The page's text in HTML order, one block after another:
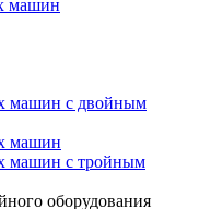
машин
машин с двойным
машин
машин с тройным